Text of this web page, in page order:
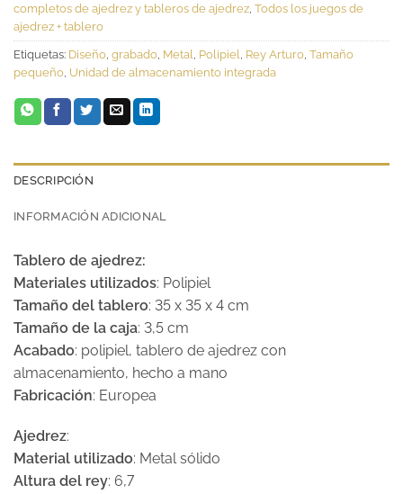
completos de ajedrez y tableros de ajedrez Todos los juegos de
ajedrez + tablero
Etiquetas: Diseño grabado Metal Polipiel Rey Arturo Tamaño
pequeño Unidad de almacenamiento integrada
DESCRIPCIÓN
INFORMACIÓN ADICIONAL
Tablero de ajedrez:
Materiales utilizados: Polipiel
Tamaño del tablero: 35 x 35 x 4 cm
Tamaño de la caja: 3,5 cm
Acabado: polipiel, tablero de ajedrez con
almacenamiento, hecho a mano
Fabricación: Europea
Ajedrez:
Material utilizado: Metal sólido
Altura del rey: 6,7